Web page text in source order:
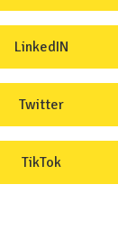
LinkedIN
Twitter
TikTok